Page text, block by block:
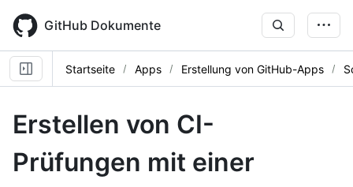
main
content
GitHub Dokumente
Startseite Apps Erstellung von GitHub-Apps
Erstellen von CI-
Prüfungen mit einer